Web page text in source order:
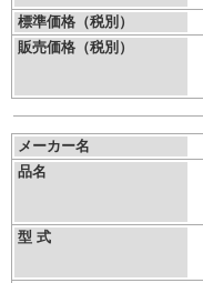
標準価格（税別）
販売価格（税別）
メーカー名
品名
型 式